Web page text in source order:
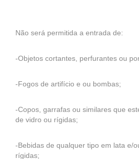
Não será permitida a entrada de:
-Objetos cortantes, perfurantes ou
-Fogos de artifício e ou bombas;
-Copos, garrafas ou similares que
de vidro ou rígidas;
-Bebidas de qualquer tipo em lata e/
rígidas;